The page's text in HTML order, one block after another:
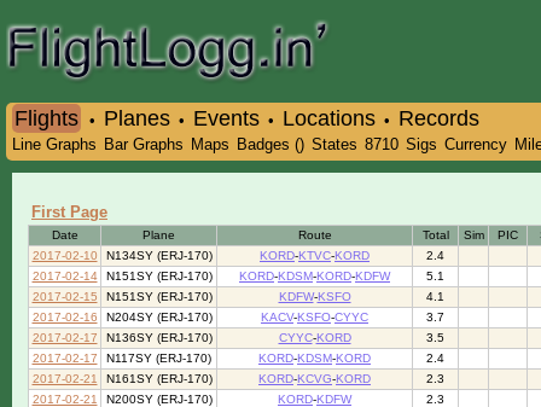
Flights • Planes • Events • Locations • Records
Line Graphs Bar Graphs Maps Badges () States 8710 Sigs Currency
First Page
Date Plane Route Total Sim PIC
2017-02-10 N134SY (ERJ-170) KORD-KTVC-KORD
2.4
2017-02-14
N151SY (ERJ-170) KORD-KDSM-KORD-KDFW
5.1
2017-02-15
N151SY (ERJ-170) KDFW-KSFO
4.1
2017-02-16
N204SY (ERJ-170) KACV-KSFO-CYYC
3.7
2017-02-17
N136SY (ERJ-170) CYYC-KORD
3.5
2017-02-17
N117SY (ERJ-170) KORD-KDSM-KORD
2.4
2017-02-21
N161SY (ERJ-170) KORD-KCVG-KORD
2.3
2017-02-21
N200SY (ERJ-170) KORD-KDFW
2.3